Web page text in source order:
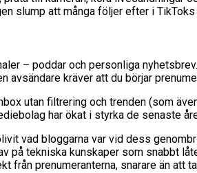
slump att många följer efter i
– poddar och personliga
avsändare kräver att du börjar
utan filtrering och trenden (som
har ökat i styrka de senaste
vad bloggarna var vid dess
på tekniska kunskaper som snabbt
prenumeranterna, snarare än att